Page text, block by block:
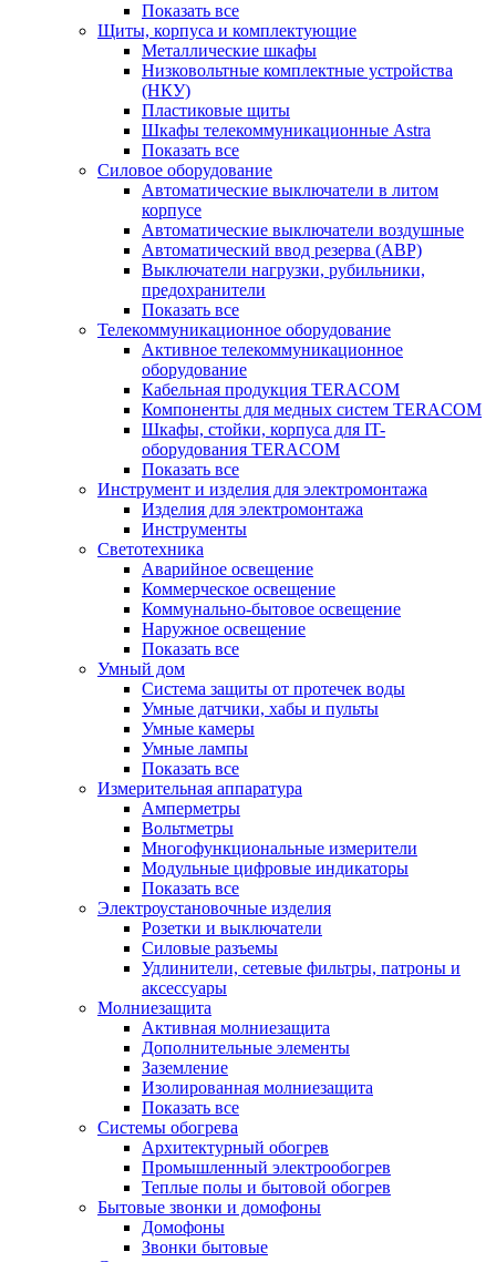
Показать все
Щиты, корпуса и комплектующие
Металлические шкафы
Низковольтные комплектные устройства
(НКУ)
Пластиковые щиты
Шкафы телекоммуникационные Astra
Показать все
Силовое оборудование
Автоматические выключатели в литом
корпусе
Автоматические выключатели воздушные
Автоматический ввод резерва (АВР)
Выключатели нагрузки, рубильники,
предохранители
Показать все
Телекоммуникационное оборудование
Активное телекоммуникационное
оборудование
Кабельная продукция TERACOM
Компоненты для медных систем TERACOM
Шкафы, стойки, корпуса для IT-
оборудования TERACOM
Показать все
Инструмент и изделия для электромонтажа
Изделия для электромонтажа
Инструменты
Светотехника
Аварийное освещение
Коммерческое освещение
Коммунально-бытовое освещение
Наружное освещение
Показать все
Умный дом
Система защиты от протечек воды
Умные датчики, хабы и пульты
Умные камеры
Умные лампы
Показать все
Измерительная аппаратура
Амперметры
Вольтметры
Многофункциональные измерители
Модульные цифровые индикаторы
Показать все
Электроустановочные изделия
Розетки и выключатели
Силовые разъемы
Удлинители, сетевые фильтры, патроны и
аксессуары
Молниезащита
Активная молниезащита
Дополнительные элементы
Заземление
Изолированная молниезащита
Показать все
Системы обогрева
Архитектурный обогрев
Промышленный электрообогрев
Теплые полы и бытовой обогрев
Бытовые звонки и домофоны
Домофоны
Звонки бытовые